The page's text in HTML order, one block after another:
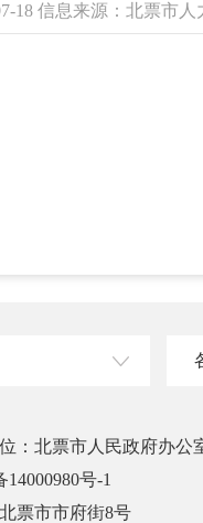
18 信息来源：北票市
：北票市人民政府办公
14000980号-1
票市市府街8号